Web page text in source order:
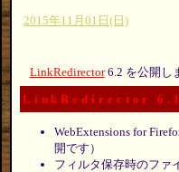
2015年11月01日(日)
LinkRedirector6.2 を公開し
LinkRedirector 6.1
WebExtensions for
開です）
フィルタ保存時のファ